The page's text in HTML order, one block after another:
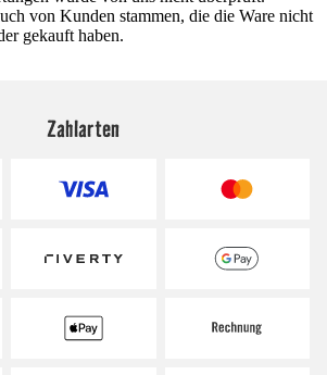
von Kunden stammen, die die Ware nicht
gekauft haben.
Zahlarten